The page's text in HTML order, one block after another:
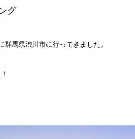
グ
群馬県渋川市に行ってきました。